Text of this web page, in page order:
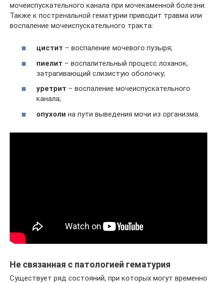
мочеиспускательного канала при мочекаменной болезни.
Также к постренальной гематурии приводит травма или
воспаление мочеиспускательного тракта:
цистит – воспаление мочевого пузыря;
пиелит – воспалительный процесс лоханок,
затрагивающий слизистую оболочку;
уретрит – воспаление мочеиспускательного
канала;
опухоли на пути выведения мочи из организма.
Не связанная с патологией гематурия
Существует ряд состояний, при которых могут временно